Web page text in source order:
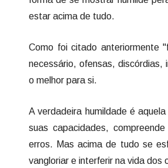
estar acima de tudo.
Como foi citado anteriormente
necessário, ofensas, discórdias,
o melhor para si.
A verdadeira humildade é
suas capacidades,
erros. Mas acima de tudo se
vangloriar e interferir na vida dos